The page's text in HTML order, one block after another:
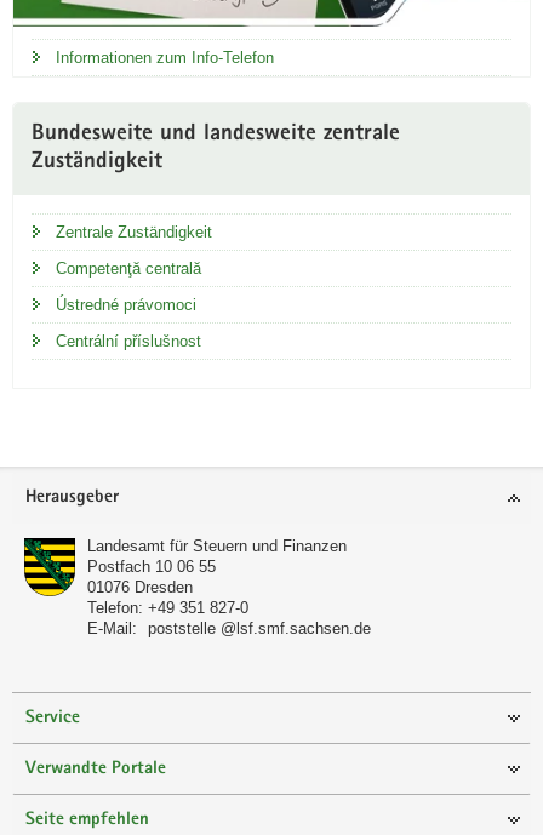
Informationen zum Info-Telefon
Bundesweite und landesweite zentrale
Zuständigkeit
Zentrale Zuständigkeit
Competenţă centrală
Ústredné právomoci
Centrální příslušnost
Footer-
Herausgeber
Landesamt für Steuern und Finanzen
Postfach 10 06 55
01076 Dresden
Telefon: +49 351 827-0
E-Mail:
poststelle @lsf.smf.sachsen.de
Service
Verwandte Portale
Seite empfehlen